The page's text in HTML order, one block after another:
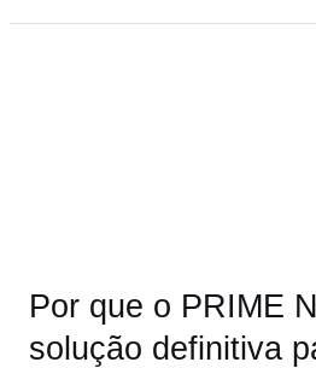
Por que o PRIME
solução definitiva
a
solução